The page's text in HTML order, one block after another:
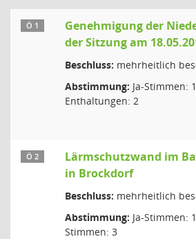
Ö 1
Genehmigung der
der Sitzung am
Beschluss: mehrheitlich
Abstimmung: Ja-Stimmen:
Enthaltungen: 2
Ö 2
Lärmschutzwand im
in Brockdorf
Beschluss: mehrheitlich
Abstimmung: Ja-Stimmen:
Stimmen: 3